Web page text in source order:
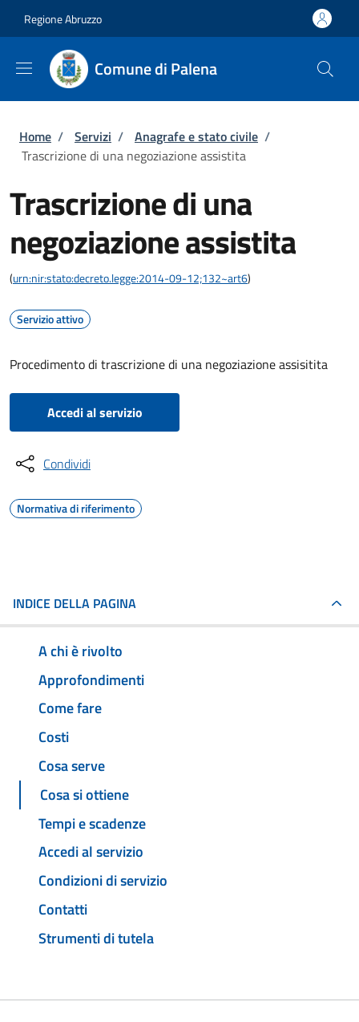
Regione Abruzzo
Comune di Palena
Briciole di pane
Home / Servizi / Anagrafe e stato civile /
Trascrizione di una negoziazione assistita
Trascrizione di una
negoziazione assistita
(urn:nir:stato:decreto.legge:2014-09-12;132~art6)
Servizio attivo
Procedimento di trascrizione di una negoziazione assisitita
Accedi al servizio
Condividi
Normativa di riferimento
INDICE DELLA PAGINA
A chi è rivolto
Approfondimenti
Come fare
Costi
Cosa serve
Cosa si ottiene
Tempi e scadenze
Accedi al servizio
Condizioni di servizio
Contatti
Strumenti di tutela